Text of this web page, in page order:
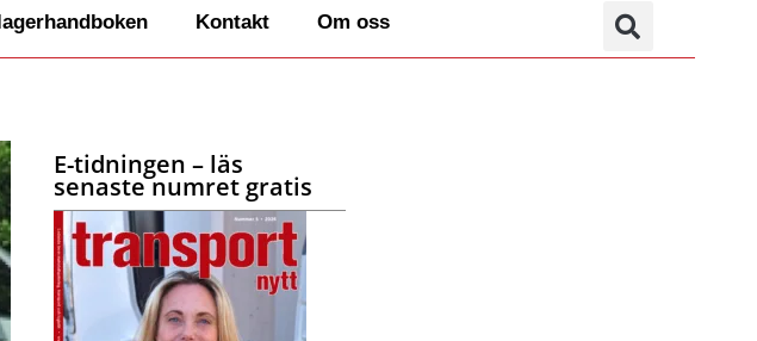
Kontakt Om oss
E-tidningen – läs
senaste numret gratis